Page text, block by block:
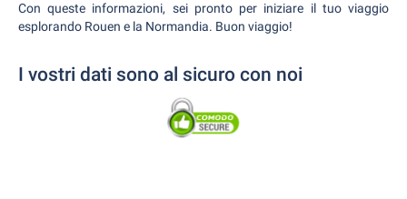
Con queste informazioni, sei pronto per iniziare il tuo viaggio
esplorando Rouen e la Normandia. Buon viaggio!
I vostri dati sono al sicuro con noi